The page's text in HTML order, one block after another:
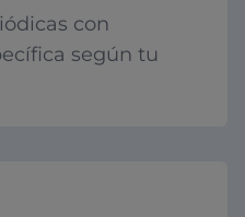
con
según tu